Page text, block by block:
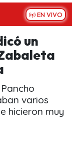
EN VIVO
un
varios
hicieron muy